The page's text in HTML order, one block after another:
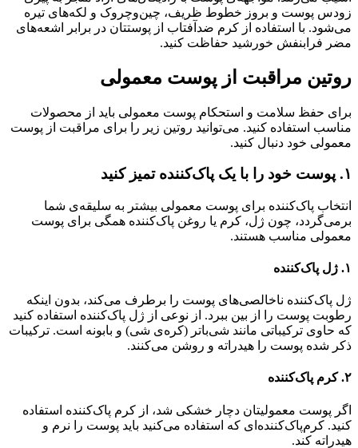
زودس پوست و بروز خطوط ظریف، چین‌وچروک و لکه‌های تیره
می‌شود. با استفاده از کرم ضدآفتاب از پوستتان در برابر اشعه‌های
مضر فرابنفش خورشید حفاظت کنید.
روتین مراقبت از پوست معمولی
برای حفظ سلامت و استحکام پوست معمولی باید از محصولات
مناسب استفاده کنید. می‌توانید روتین زیر را برای مراقبت از پوست
معمولی خود دنبال کنید.
۱. پوست خود را با یک پاک‌کننده تمیز کنید
انتخاب پاک‌کننده برای پوست معمولی بیشتر به سلیقه‌ی شما
برمی‌گردد، چون ژل، کرم یا روغن پاک‌کننده همگی برای پوست
معمولی مناسب هستند.
۱. ژل پاک‌کننده
ژل پاک‌کننده ناخالصی‌های پوست را برطرف می‌کند، بدون اینکه
رطوبت پوست را از بین ببرد. از نوعی از ژل پاک‌کننده استفاده کنید
که حاوی ترکیباتی مانند شی‌باتر (کره‌ی شی) و بابونه است. ترکیبات
ذکر شده پوست را هیدراته و روشن می‌کنند.
۲‌. کرم پاک‌کننده
اگر پوست معمولیتان دچار خشکی شد، از کرم پاک‌کننده استفاده
کنید. کرم‌پاک‌کننده‌ای که استفاده می‌کنید باید پوست را نرم و
هیدراته کند.